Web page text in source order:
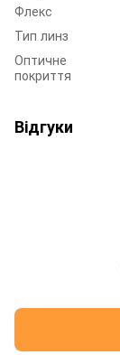
Флекс
Тип линз
Оптичне
покриття
Відгуки